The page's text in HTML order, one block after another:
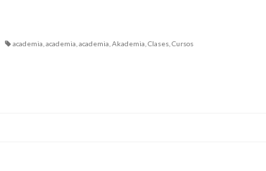
academia academia academia Akademia Clases, Cursos